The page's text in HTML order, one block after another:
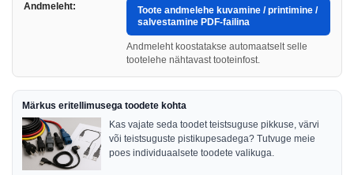
Andmeleht:
Toote andmelehe kuvamine / printimine /
salvestamine PDF-failina
Andmeleht koostatakse automaatselt selle
tootelehe nähtavast tooteinfost.
Märkus eritellimusega toodete kohta
Kas vajate seda toodet teistsuguse pikkuse, värvi
või teistsuguste pistikupesadega? Tutvuge meie
poes individuaalsete toodete valikuga.